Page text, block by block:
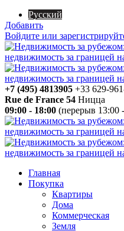
Русский
Добавить
Войдите или
+7 (495) 4813905 +33 629-
Rue de France 54 Ницца
09:00 - 18:00 (перерыв 13:00
Главная
Покупка
Квартиры
Дома
Коммерческая
Земля